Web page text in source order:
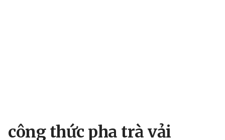
công thức pha trà vải